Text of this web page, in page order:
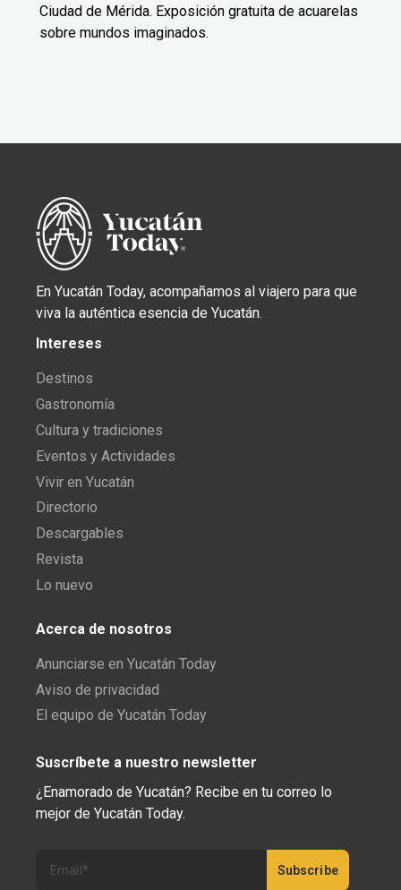
Ciudad de Mérida. Exposición gratuita de acuarelas
sobre mundos imaginados.
En Yucatán Today, acompañamos al viajero para que
viva la auténtica esencia de Yucatán.
Intereses
Destinos
Gastronomía
Cultura y tradiciones
Eventos y Actividades
Vivir en Yucatán
Directorio
Descargables
Revista
Lo nuevo
Acerca de nosotros
Anunciarse en Yucatán Today
Aviso de privacidad
El equipo de Yucatán Today
Suscríbete a nuestro newsletter
¿Enamorado de Yucatán? Recibe en tu correo lo
mejor de Yucatán Today.